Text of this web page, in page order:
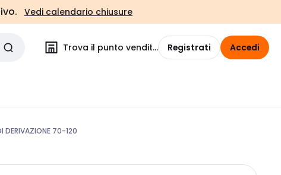
Vedi calendario chiusure
Trova il punto vendita Registrati Accedi
DERIVAZIONE 70-120